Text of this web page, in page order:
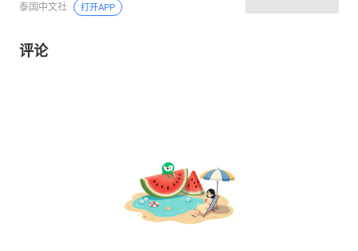
泰国中文社 打开APP
评论